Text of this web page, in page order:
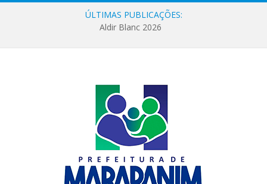
ÚLTIMAS PUBLICAÇÕES:
Aldir Blanc 2026